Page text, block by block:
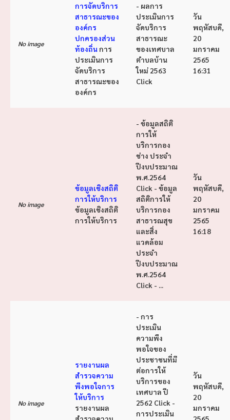
No image
การจัดบริการ
สาธารณะของ
องค์กร
ปกครองส่วน
ท้องถิ่นการ
ประเมินการ
จัดบริการ
สาธารณะของ
องค์กร
- ผลการ
ประเมินการ
จัดบริการ
สาธารณะ
ของเทศบาล
ตำบลบ้าน
ใหม่ 2563
Click
วัน
พฤหัสบดี,
20
มกราคม
2565
16:31
No image
ข้อมูลเชิงสถิติ
การให้บริการ
ข้อมูลเชิงสถิติ
การให้บริการ
- ข้อมูลสถิติ
การให้
บริการกอง
ช่าง ประจำ
ปีงบประมาณ
พ.ศ.2564
Click - ข้อมูล
สถิติการให้
บริการกอง
สาธารณสุข
และสิ่ง
แวดล้อม
ประจำ
ปีงบประมาณ
พ.ศ.2564
Click - ...
วัน
พฤหัสบดี,
20
มกราคม
2565
16:18
No image
รายงานผล
สำรวจความ
พึงพอใจการ
ให้บริการ
รายงานผล
- การ
ประเมิน
ความพึง
พอใจของ
ประชาชนที่มี
ต่อการให้
บริการของ
เทศบาล ปี
2562 Click -
การประเมิน
วัน
พฤหัสบดี,
20
มกราคม